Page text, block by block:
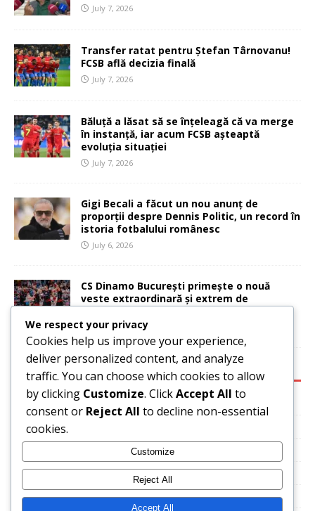
July 7, 2026
Transfer ratat pentru Ștefan Târnovanu!
FCSB află decizia finală
July 7, 2026
Băluță a lăsat să se înțeleagă că va merge
în instanță, iar acum FCSB așteaptă
evoluția situației
July 7, 2026
Gigi Becali a făcut un nou anunț de
proporții despre Dennis Politic, un record în
istoria fotbalului românesc
July 6, 2026
CS Dinamo București primește o nouă
veste extraordinară și extrem de
July 6, 2026
CATEGORIES:
Basketball
News
Tennis
Uncategorized
We respect your privacy
Cookies help us improve your experience,
deliver personalized content, and analyze
traffic. You can choose which cookies to allow
by clicking Customize. ClickAccept All to
consent or Reject All to decline non-essential
cookies.
Customize
Reject All
Accept All